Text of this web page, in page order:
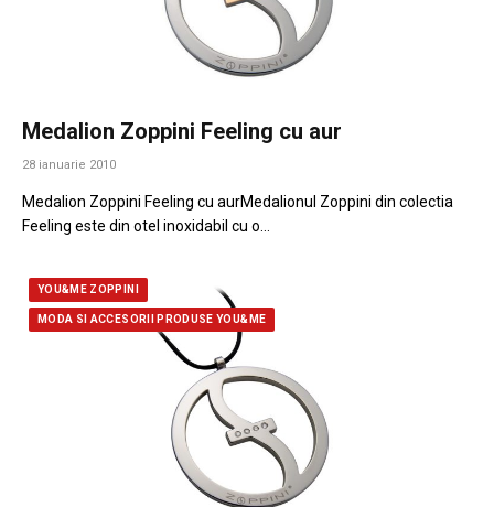
Medalion Zoppini Feeling cu aur
28 ianuarie 2010
Medalion Zoppini Feeling cu aurMedalionul Zoppini din colectia
Feeling este din otel inoxidabil cu o…
YOU&ME ZOPPINI
MODA SI ACCESORII PRODUSE YOU&ME